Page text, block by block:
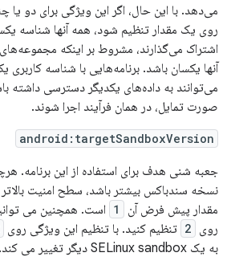
می‌دهد. با این حال، اگر این ویژگی برای دو یا
روی یک مقدار تنظیم شود، همه آنها شناسه
اشتراک می‌گذارند، مشروط بر اینکه
آنها یکسان باشد. برنامه‌هایی با شناسه کاربری
می‌توانند به داده‌های یکدیگر دسترسی داشته
صورت تمایل، در همان فرآیند اجرا شوند.
android:targetSandboxVersion
جعبه شنی هدف برای استفاده از این برنامه.
نسخه سندباکس بیشتر باشد، سطح امنیت
مقدار پیش فرض آن
1 است. همچنین می
روی 2 تنظیم کنید. با تنظیم این ویژگی روی
به یک SELinux sandbox دیگر تغییر می کند.